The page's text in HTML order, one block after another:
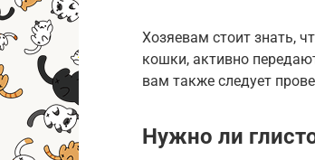
Хозяевам стоит знать,
кошки, активно
вам также следует
Нужно ли